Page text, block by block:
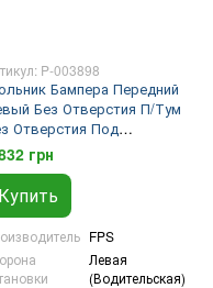
P-003898
Бампера Передний
Без Отверстия П/Тум
Отверстия Под
Темно-Серый
JUMPER 06-14
грн
Купить
FPS
Левая
(Водительская)